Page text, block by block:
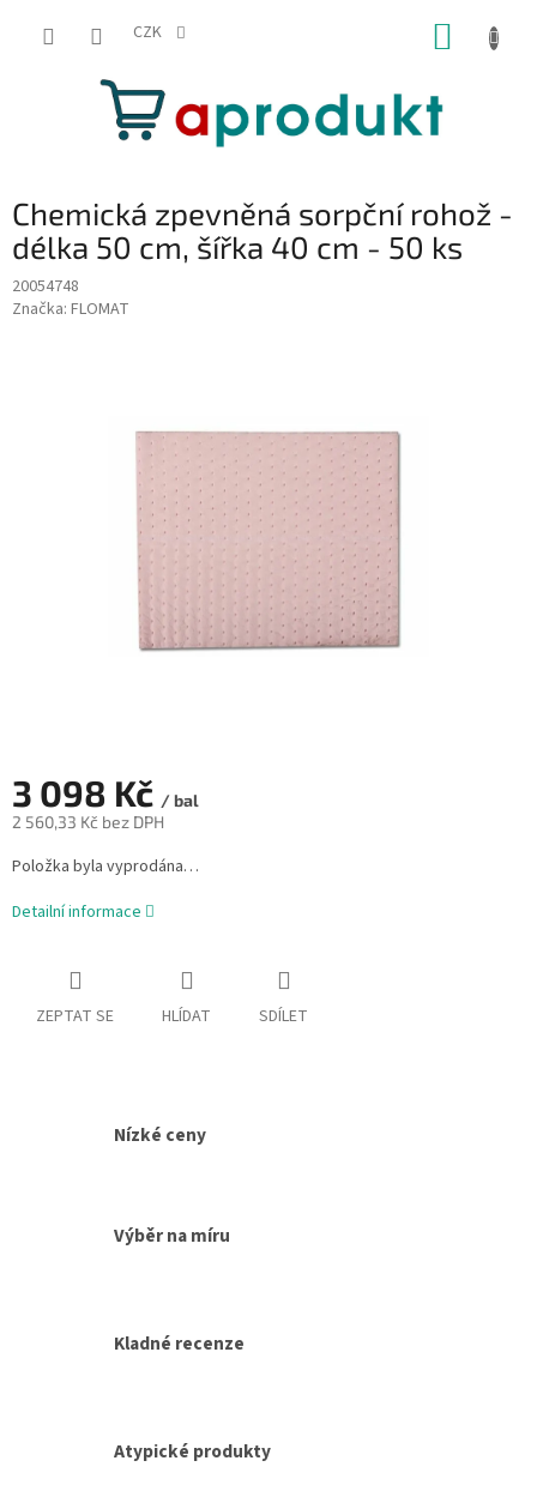
CZK
Chemická zpevněná sorpční rohož -
délka 50 cm, šířka 40 cm - 50 ks
20054748
Značka: FLOMAT
3 098 Kč / bal
2 560,33 Kč bez DPH
Měrná
cena:
Položka byla vyprodána…
Detailní informace
ZEPTAT SE HLÍDAT SDÍLET
Nízké ceny
Výběr na míru
Kladné recenze
Atypické produkty